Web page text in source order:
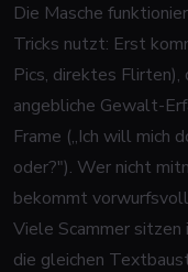
Die Masche
Tricks nutzt: Erst
Pics, direktes
angebliche Gewalt-
Frame („Ich will mich
oder?"). Wer nicht
bekommt
Viele Scammer
die gleichen